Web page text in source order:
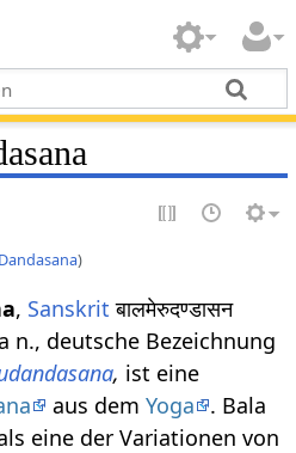
)
, Sanskrit बालमेरुदण्डासन
n., deutsche Bezeichnung
, ist eine
aus demYoga
. Bala
eine der Variationen von